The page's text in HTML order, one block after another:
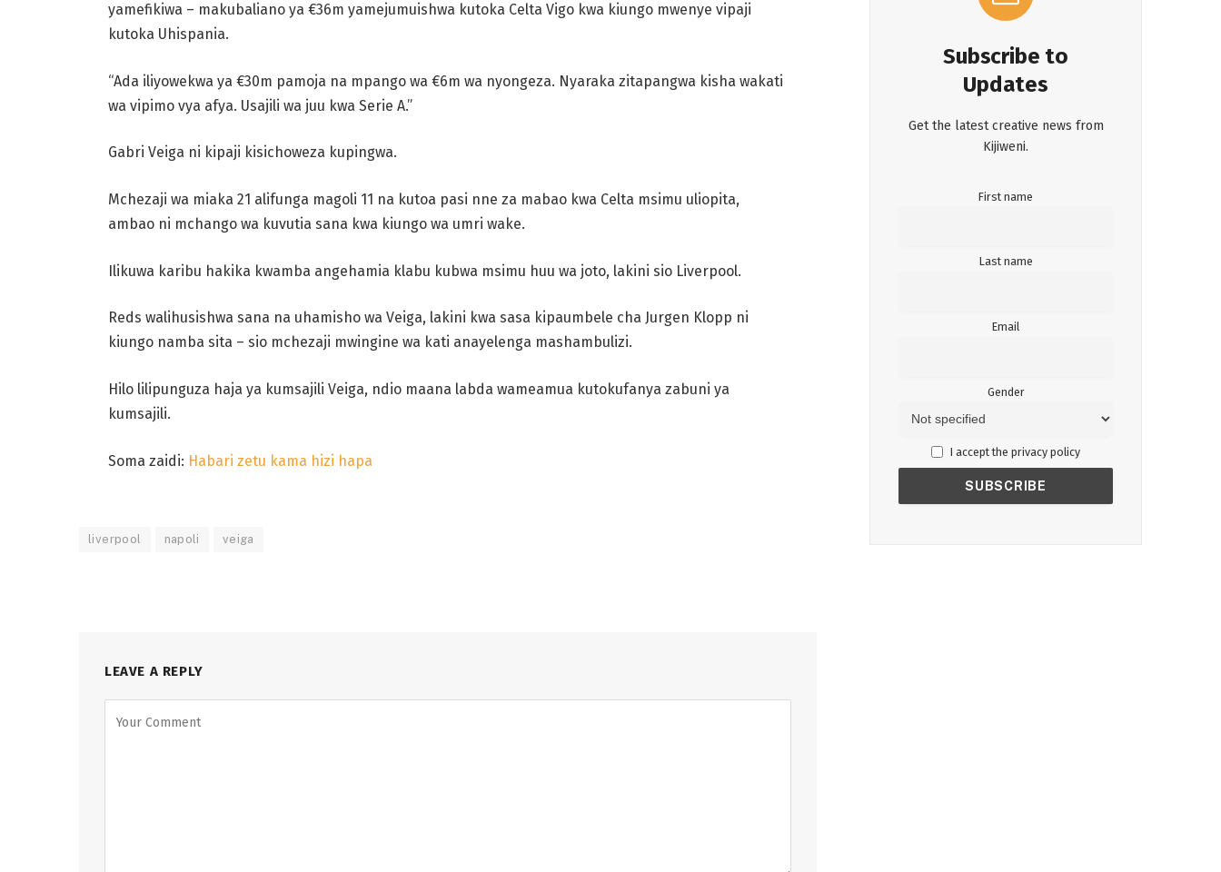
yamefikiwa – makubaliano ya €36m yamejumuishwa kutoka Celta Vigo kwa kiungo mwenye vipaji
kutoka Uhispania.
“Ada iliyowekwa ya €30m pamoja na mpango wa €6m wa nyongeza. Nyaraka zitapangwa kisha wakati
wa vipimo vya afya. Usajili wa juu kwa Serie A.”
Gabri Veiga ni kipaji kisichoweza kupingwa.
Mchezaji wa miaka 21 alifunga magoli 11 na kutoa pasi nne za mabao kwa Celta msimu uliopita,
ambao ni mchango wa kuvutia sana kwa kiungo wa umri wake.
Ilikuwa karibu hakika kwamba angehamia klabu kubwa msimu huu wa joto, lakini sio Liverpool.
Reds walihusishwa sana na uhamisho wa Veiga, lakini kwa sasa kipaumbele cha Jurgen Klopp ni
kiungo namba sita – sio mchezaji mwingine wa kati anayelenga mashambulizi.
Hilo lilipunguza haja ya kumsajili Veiga, ndio maana labda wameamua kutokufanya zabuni ya
kumsajili.
Soma zaidi: Habari zetu kama hizi hapa
liverpool napoli veiga
LEAVE A REPLY
Subscribe to
Updates
Get the latest creative news from
Kijiweni.
First name
Last name
Email
Gender
I accept the privacy policy